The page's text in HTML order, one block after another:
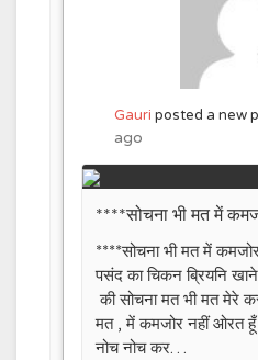
Gauri posted a new
ago
****सोचना भी मत में
****सोचना भी मत में
पसंद का चिकन ब्रियनि
की सोचना मत भी मत मेरे
मत , में कमजोर नहीं ओरत हूँ
नोच नोच कर…